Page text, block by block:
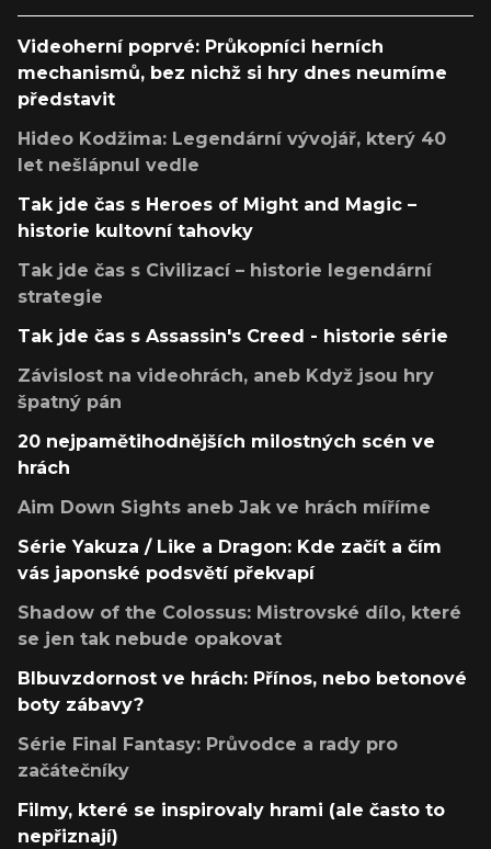
Videoherní poprvé: Průkopníci herních
mechanismů, bez nichž si hry dnes neumíme
představit
Hideo Kodžima: Legendární vývojář, který 40
let nešlápnul vedle
Tak jde čas s Heroes of Might and Magic –
historie kultovní tahovky
Tak jde čas s Civilizací – historie legendární
strategie
Tak jde čas s Assassin's Creed - historie série
Závislost na videohrách, aneb Když jsou hry
špatný pán
20 nejpamětihodnějších milostných scén ve
hrách
Aim Down Sights aneb Jak ve hrách míříme
Série Yakuza / Like a Dragon: Kde začít a čím
vás japonské podsvětí překvapí
Shadow of the Colossus: Mistrovské dílo, které
se jen tak nebude opakovat
Blbuvzdornost ve hrách: Přínos, nebo betonové
boty zábavy?
Série Final Fantasy: Průvodce a rady pro
začátečníky
Filmy, které se inspirovaly hrami (ale často to
nepřiznají)